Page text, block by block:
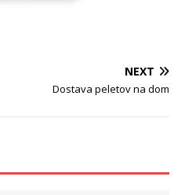
NEXT
Dostava peletov na dom